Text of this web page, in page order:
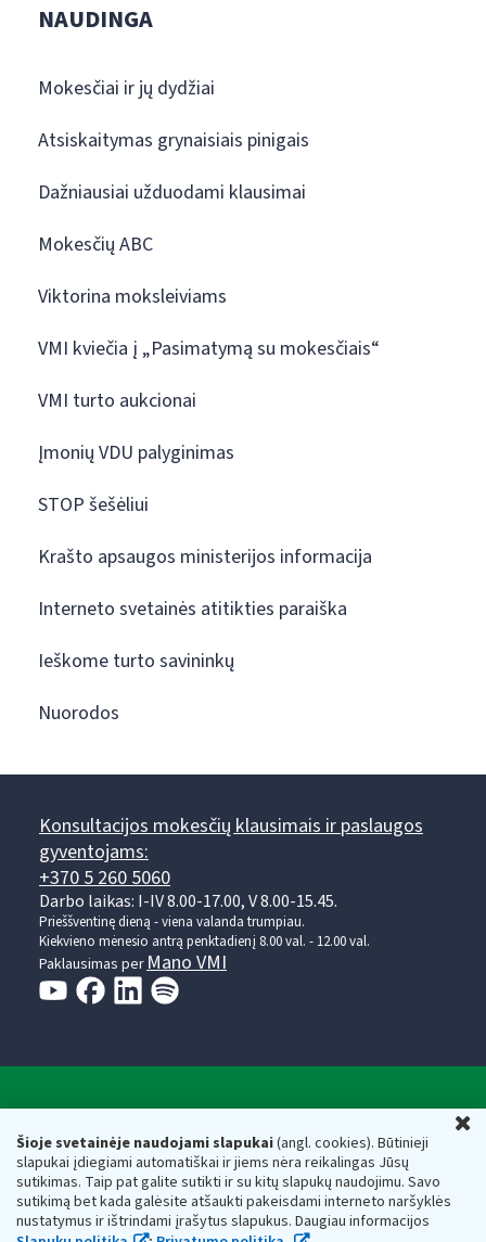
Šioje svetainėje naudojami slapukai(angl. cookies). Būtinieji
slapukai įdiegiami automatiškai ir jiems nėra reikalingas Jūsų
sutikimas. Taip pat galite sutikti ir su kitų slapukų naudojimu. Savo
sutikimą bet kada galėsite atšaukti pakeisdami interneto naršyklės
nustatymus ir ištrindami įrašytus slapukus. Daugiau informacijos
NAUDINGA
Mokesčiai ir jų dydžiai
Atsiskaitymas grynaisiais pinigais
Dažniausiai užduodami klausimai
Mokesčių ABC
Viktorina moksleiviams
VMI kviečia į „Pasimatymą su mokesčiais“
VMI turto aukcionai
Įmonių VDU palyginimas
STOP šešėliui
Krašto apsaugos ministerijos informacija
Interneto svetainės atitikties paraiška
Ieškome turto savininkų
Nuorodos
Konsultacijos mokesčių klausimais ir paslaugos
gyventojams:
+370 5 260 5060
Darbo laikas: I-IV 8.00-17.00, V 8.00-15.45.
Prieššventinę dieną - viena valanda trumpiau.
Kiekvieno mėnesio antrą penktadienį 8.00 val. - 12.00 val.
Paklausimas per Mano VMI
Respublikos finansų ministerijos
Biudžetinė įstaiga. Juridinio asmens kodas — 188659752,
adresas: Vasario 16-osios g. 14, 01107 Vilnius, Lietuva, el.paštas:
vmi@vmi.lt, E. pristatymo dėžutės adresas 188659752
Duomenys apie Valstybinę mokesčių inspekciją prie Lietuvos